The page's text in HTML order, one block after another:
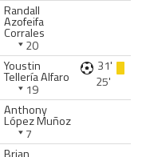
Randall
Azofeifa
Corrales
20
Youstin
Tellería Alfaro
19
31'
25'
Anthony
López Muñoz
7